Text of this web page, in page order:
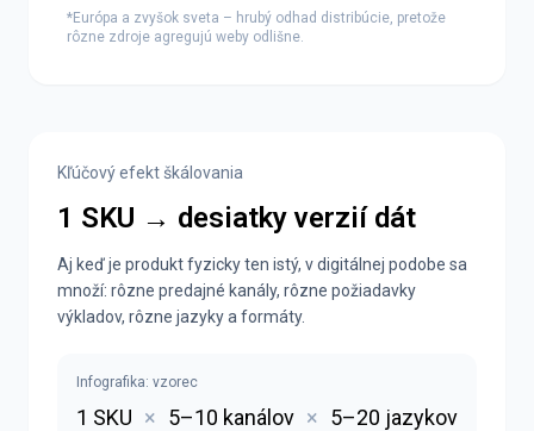
*Európa a zvyšok sveta – hrubý odhad distribúcie, pretože
rôzne zdroje agregujú weby odlišne.
Kľúčový efekt škálovania
1 SKU → desiatky verzií dát
Aj keď je produkt fyzicky ten istý, v digitálnej podobe sa
množí: rôzne predajné kanály, rôzne požiadavky
výkladov, rôzne jazyky a formáty.
Infografika: vzorec
1 SKU × 5–10 kanálov × 5–20 jazykov